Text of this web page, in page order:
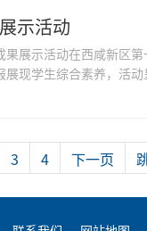
示活动
展示活动在西咸新区
现学生综合素养，活
3 4 下一页